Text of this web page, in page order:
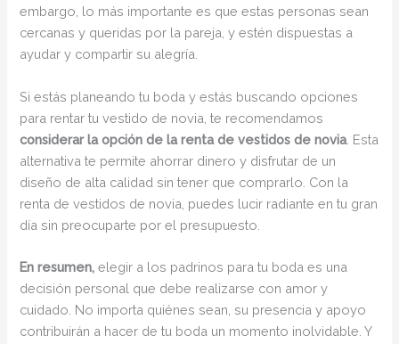
embargo, lo más importante es que estas personas sean
cercanas y queridas por la pareja, y estén dispuestas a
ayudar y compartir su alegría.
Si estás planeando tu boda y estás buscando opciones
para rentar tu vestido de novia, te recomendamos
considerar la opción de la renta de vestidos de novia. Esta
alternativa te permite ahorrar dinero y disfrutar de un
diseño de alta calidad sin tener que comprarlo. Con la
renta de vestidos de novia, puedes lucir radiante en tu gran
día sin preocuparte por el presupuesto.
En resumen, elegir a los padrinos para tu boda es una
decisión personal que debe realizarse con amor y
cuidado. No importa quiénes sean, su presencia y apoyo
contribuirán a hacer de tu boda un momento inolvidable. Y